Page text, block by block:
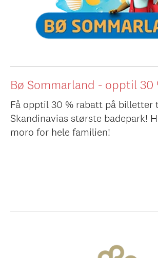
Bø Sommarland - opptil
Få opptil 30 % rabatt på billetter
Skandinavias største badepark!
moro for hele familien!